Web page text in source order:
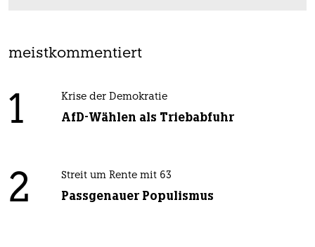
meistkommentiert
1 Krise der Demokratie
AfD-Wählen als Triebabfuhr
2 Streit um Rente mit 63
Passgenauer Populismus